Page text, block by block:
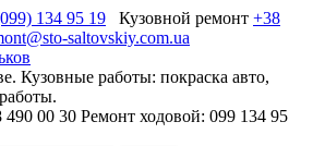
134 95 19 Кузовной ремонт +38
saltovskiy.com.ua
Кузовные работы: покраска авто,
00 30 Ремонт ходовой: 099 134 95